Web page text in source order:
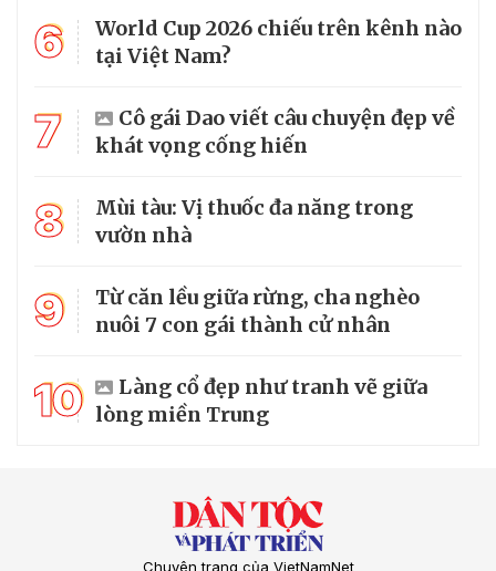
6
World Cup 2026 chiếu trên kênh nào
tại Việt Nam?
7
Cô gái Dao viết câu chuyện đẹp về
khát vọng cống hiến
8
Mùi tàu: Vị thuốc đa năng trong
vườn nhà
9
Từ căn lều giữa rừng, cha nghèo
nuôi 7 con gái thành cử nhân
10
Làng cổ đẹp như tranh vẽ giữa
lòng miền Trung
Chuyên trang của VietNamNet